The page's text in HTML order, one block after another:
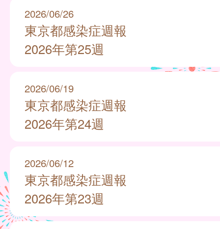
2026/06/26
東京都感染症週報
2026年第25週
2026/06/19
東京都感染症週報
2026年第24週
2026/06/12
東京都感染症週報
2026年第23週